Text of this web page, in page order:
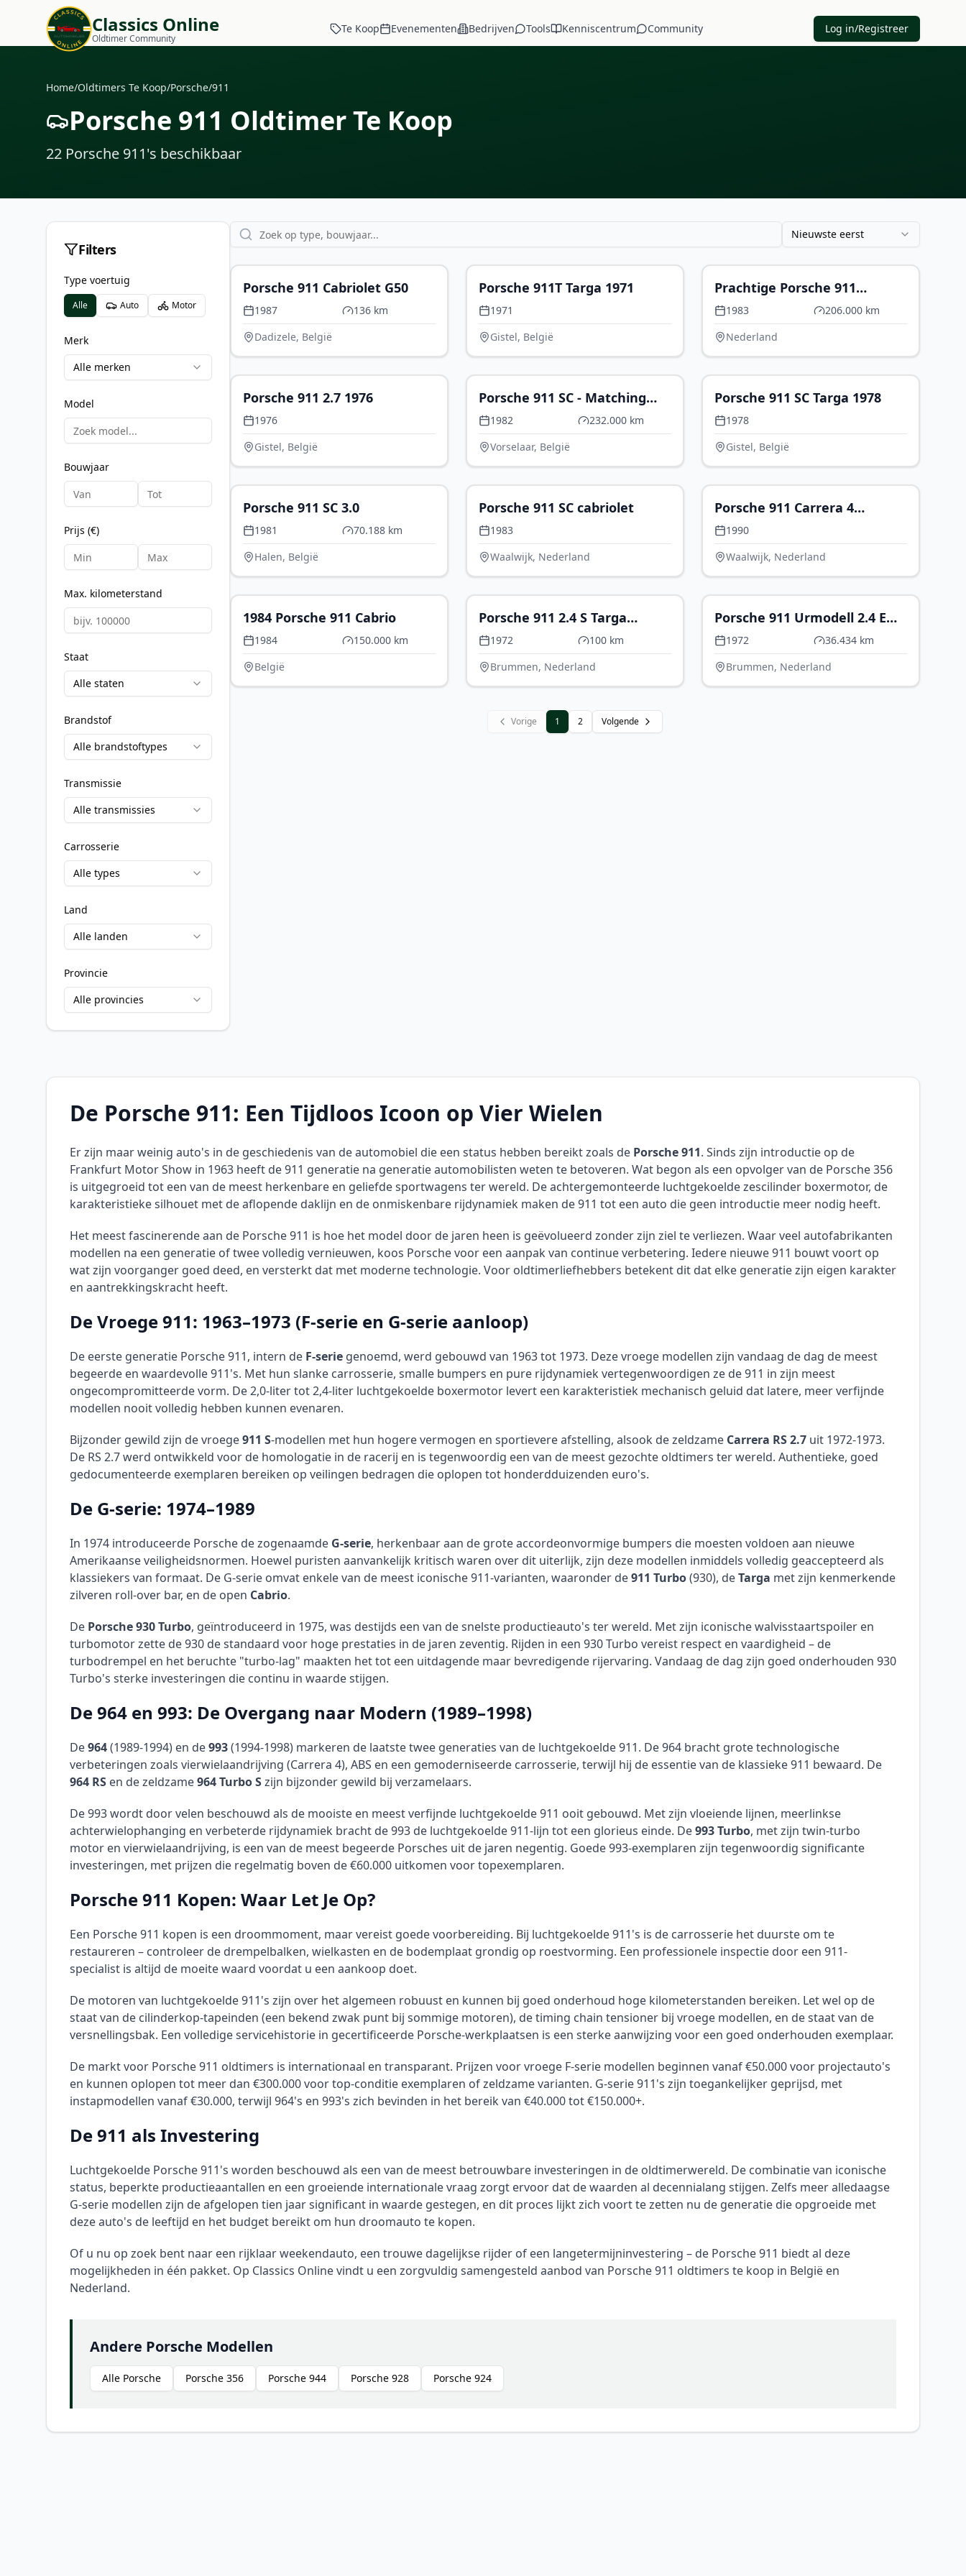
Classics Online
Oldtimer Community
Te Koop Evenementen Bedrijven Tools Kenniscentrum Community Log in/Registreer
Home/Oldtimers Te Koop/Porsche/911
Porsche 911 Oldtimer Te Koop
22 Porsche 911's beschikbaar
Filters
Type voertuig
Alle Auto Motor
Merk
Alle merken
Model
Bouwjaar
Prijs (€)
Max. kilometerstand
Staat
Alle staten
Brandstof
Alle brandstoftypes
Transmissie
Alle transmissies
Carrosserie
Alle types
Land
Alle landen
Provincie
Alle provincies
Nieuwste eerst
Porsche 911 Cabriolet G50
1987
136 km
Dadizele, België
Porsche 911T Targa 1971
1971
Gistel, België
Prachtige Porsche 911
Carrera Targa 3.2 l.
1983
206.000 km
Nederland
Porsche 911 2.7 1976
1976
Gistel, België
Porsche 911 SC - Matching
Numbers - Restored
1982
232.000 km
Vorselaar, België
Porsche 911 SC Targa 1978
1978
Gistel, België
Porsche 911 SC 3.0
1981
70.188 km
Halen, België
Porsche 911 SC cabriolet
1983
Waalwijk, Nederland
Porsche 911 Carrera 4
Cabriolet
1990
Waalwijk, Nederland
1984 Porsche 911 Cabrio
1984
150.000 km
België
Porsche 911 2.4 S Targa
Recaro “Matching numbers,
colors and options”
1972
100 km
Brummen, Nederland
Porsche 911 Urmodell 2.4 E
Ölklappe
1972
36.434 km
Brummen, Nederland
Vorige 1 2 Volgende
De Porsche 911: Een Tijdloos Icoon op Vier Wielen
Er zijn maar weinig auto's in de geschiedenis van de automobiel die een status hebben bereikt zoals de Porsche 911. Sinds zijn introductie op de
Frankfurt Motor Show in 1963 heeft de 911 generatie na generatie automobilisten weten te betoveren. Wat begon als een opvolger van de Porsche 356
is uitgegroeid tot een van de meest herkenbare en geliefde sportwagens ter wereld. De achtergemonteerde luchtgekoelde zescilinder boxermotor, de
karakteristieke silhouet met de aflopende daklijn en de onmiskenbare rijdynamiek maken de 911 tot een auto die geen introductie meer nodig heeft.
Het meest fascinerende aan de Porsche 911 is hoe het model door de jaren heen is geëvolueerd zonder zijn ziel te verliezen. Waar veel autofabrikanten
modellen na een generatie of twee volledig vernieuwen, koos Porsche voor een aanpak van continue verbetering. Iedere nieuwe 911 bouwt voort op
wat zijn voorganger goed deed, en versterkt dat met moderne technologie. Voor oldtimerliefhebbers betekent dit dat elke generatie zijn eigen karakter
en aantrekkingskracht heeft.
De Vroege 911: 1963–1973 (F-serie en G-serie aanloop)
De eerste generatie Porsche 911, intern de F-serie genoemd, werd gebouwd van 1963 tot 1973. Deze vroege modellen zijn vandaag de dag de meest
begeerde en waardevolle 911's. Met hun slanke carrosserie, smalle bumpers en pure rijdynamiek vertegenwoordigen ze de 911 in zijn meest
ongecompromitteerde vorm. De 2,0-liter tot 2,4-liter luchtgekoelde boxermotor levert een karakteristiek mechanisch geluid dat latere, meer verfijnde
modellen nooit volledig hebben kunnen evenaren.
Bijzonder gewild zijn de vroege911 S-modellen met hun hogere vermogen en sportievere afstelling, alsook de zeldzame Carrera RS 2.7 uit 1972-1973.
De RS 2.7 werd ontwikkeld voor de homologatie in de racerij en is tegenwoordig een van de meest gezochte oldtimers ter wereld. Authentieke, goed
gedocumenteerde exemplaren bereiken op veilingen bedragen die oplopen tot honderdduizenden euro's.
De G-serie: 1974–1989
In 1974 introduceerde Porsche de zogenaamde G-serie, herkenbaar aan de grote accordeonvormige bumpers die moesten voldoen aan nieuwe
Amerikaanse veiligheidsnormen. Hoewel puristen aanvankelijk kritisch waren over dit uiterlijk, zijn deze modellen inmiddels volledig geaccepteerd als
klassiekers van formaat. De G-serie omvat enkele van de meest iconische 911-varianten, waaronder de911 Turbo(930), deTarga met zijn kenmerkende
zilveren roll-over bar, en de open Cabrio.
De Porsche 930 Turbo, geïntroduceerd in 1975, was destijds een van de snelste productieauto's ter wereld. Met zijn iconische walvisstaartspoiler en
turbomotor zette de 930 de standaard voor hoge prestaties in de jaren zeventig. Rijden in een 930 Turbo vereist respect en vaardigheid – de
turbodrempel en het beruchte "turbo-lag" maakten het tot een uitdagende maar bevredigende rijervaring. Vandaag de dag zijn goed onderhouden 930
Turbo's sterke investeringen die continu in waarde stijgen.
De 964 en 993: De Overgang naar Modern (1989–1998)
De964(1989-1994) en de993(1994-1998) markeren de laatste twee generaties van de luchtgekoelde 911. De 964 bracht grote technologische
verbeteringen zoals vierwielaandrijving (Carrera 4), ABS en een gemoderniseerde carrosserie, terwijl hij de essentie van de klassieke 911 bewaard. De
964 RS en de zeldzame964 Turbo Szijn bijzonder gewild bij verzamelaars.
De 993 wordt door velen beschouwd als de mooiste en meest verfijnde luchtgekoelde 911 ooit gebouwd. Met zijn vloeiende lijnen, meerlinkse
achterwielophanging en verbeterde rijdynamiek bracht de 993 de luchtgekoelde 911-lijn tot een glorieus einde. De993 Turbo, met zijn twin-turbo
motor en vierwielaandrijving, is een van de meest begeerde Porsches uit de jaren negentig. Goede 993-exemplaren zijn tegenwoordig significante
investeringen, met prijzen die regelmatig boven de €60.000 uitkomen voor topexemplaren.
Porsche 911 Kopen: Waar Let Je Op?
Een Porsche 911 kopen is een droommoment, maar vereist goede voorbereiding. Bij luchtgekoelde 911's is de carrosserie het duurste om te
restaureren – controleer de drempelbalken, wielkasten en de bodemplaat grondig op roestvorming. Een professionele inspectie door een 911-
specialist is altijd de moeite waard voordat u een aankoop doet.
De motoren van luchtgekoelde 911's zijn over het algemeen robuust en kunnen bij goed onderhoud hoge kilometerstanden bereiken. Let wel op de
staat van de cilinderkop-tapeinden (een bekend zwak punt bij sommige motoren), de timing chain tensioner bij vroege modellen, en de staat van de
versnellingsbak. Een volledige servicehistorie in gecertificeerde Porsche-werkplaatsen is een sterke aanwijzing voor een goed onderhouden exemplaar.
De markt voor Porsche 911 oldtimers is internationaal en transparant. Prijzen voor vroege F-serie modellen beginnen vanaf €50.000 voor projectauto's
en kunnen oplopen tot meer dan €300.000 voor top-conditie exemplaren of zeldzame varianten. G-serie 911's zijn toegankelijker geprijsd, met
instapmodellen vanaf €30.000, terwijl 964's en 993's zich bevinden in het bereik van €40.000 tot €150.000+.
De 911 als Investering
Luchtgekoelde Porsche 911's worden beschouwd als een van de meest betrouwbare investeringen in de oldtimerwereld. De combinatie van iconische
status, beperkte productieaantallen en een groeiende internationale vraag zorgt ervoor dat de waarden al decennialang stijgen. Zelfs meer alledaagse
G-serie modellen zijn de afgelopen tien jaar significant in waarde gestegen, en dit proces lijkt zich voort te zetten nu de generatie die opgroeide met
deze auto's de leeftijd en het budget bereikt om hun droomauto te kopen.
Of u nu op zoek bent naar een rijklaar weekendauto, een trouwe dagelijkse rijder of een langetermijninvestering – de Porsche 911 biedt al deze
mogelijkheden in één pakket. Op Classics Online vindt u een zorgvuldig samengesteld aanbod van Porsche 911 oldtimers te koop in België en
Nederland.
Andere Porsche Modellen
Alle Porsche Porsche 356 Porsche 944 Porsche 928 Porsche 924